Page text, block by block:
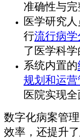
准确性与完
医学研究
行流行病
了医学科学
系统内置的
规划和运
医院实现全
数字化病案管
效率，还提升